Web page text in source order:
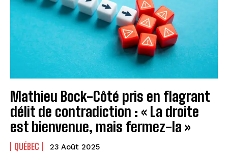
Mathieu Bock-Côté pris en flagrant
délit de contradiction : « La droite
est bienvenue, mais fermez-la »
QUÉBEC 23 Août 2025